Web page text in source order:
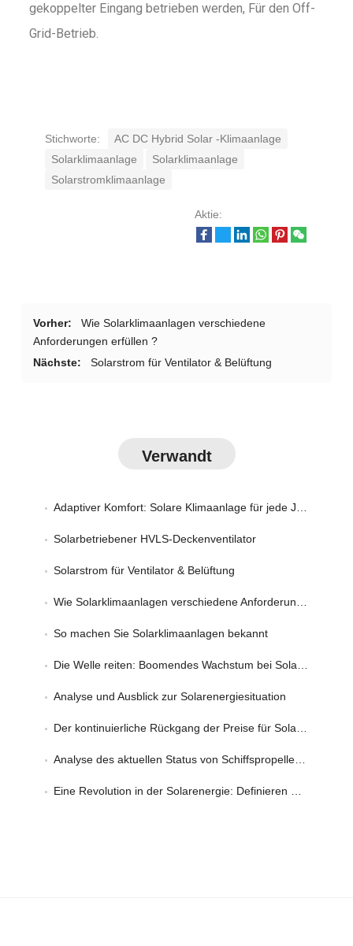
gekoppelter Eingang betrieben werden, Für den Off-
Grid-Betrieb.
Stichworte:
AC DC Hybrid Solar -Klimaanlage
Solarklimaanlage
Solarklimaanlage
Solarstromklimaanlage
Aktie:
Vorher:
Wie Solarklimaanlagen verschiedene
Anforderungen erfüllen ?
Nächste:
Solarstrom für Ventilator & Belüftung
Verwandt
Adaptiver Komfort: Solare Klimaanlage für jede Jahreszeit
Solarbetriebener HVLS-Deckenventilator
Solarstrom für Ventilator & Belüftung
Wie Solarklimaanlagen verschiedene Anforderungen erfüllen ?
So machen Sie Solarklimaanlagen bekannt
Die Welle reiten: Boomendes Wachstum bei Solarstromanwendungen für Privathaushalte
Analyse und Ausblick zur Solarenergiesituation
Der kontinuierliche Rückgang der Preise für Solarmodule: Chancen in Solaranwendungen
Analyse des aktuellen Status von Schiffspropellerantriebssystemen
Eine Revolution in der Solarenergie: Definieren Sie den MPPT-Solarladeregler neu